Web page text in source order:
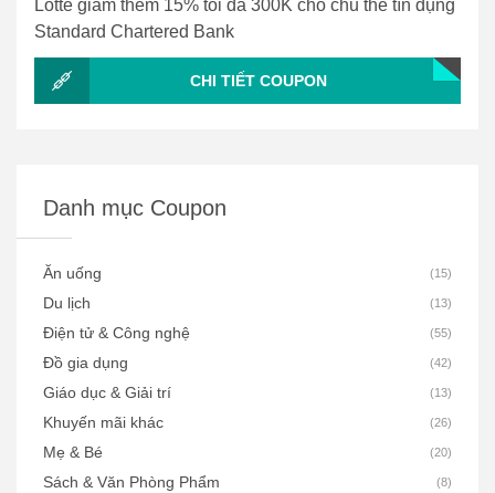
Lotte giảm thêm 15% tối đa 300K cho chủ thẻ tín dụng
Standard Chartered Bank
CHI TIẾT COUPON
Danh mục Coupon
Ăn uống (15)
Du lịch (13)
Điện tử & Công nghệ (55)
Đồ gia dụng (42)
Giáo dục & Giải trí (13)
Khuyến mãi khác (26)
Mẹ & Bé (20)
Sách & Văn Phòng Phẩm (8)